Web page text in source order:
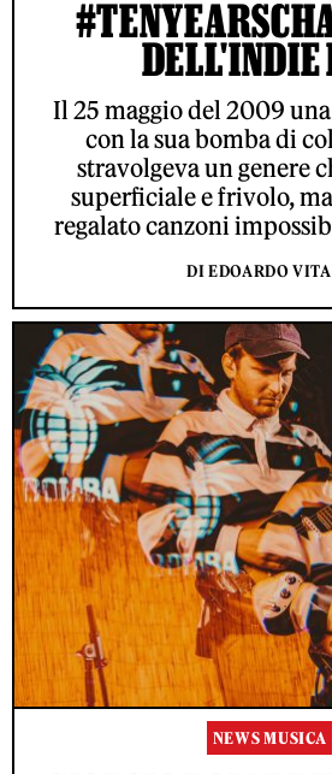
DELL'INDIE
Il 25 maggio del 2009
con la sua bomba di
stravolgeva un genere
superficiale e frivolo,
regalato canzoni
DI EDOARDO
NEWS MUSICA